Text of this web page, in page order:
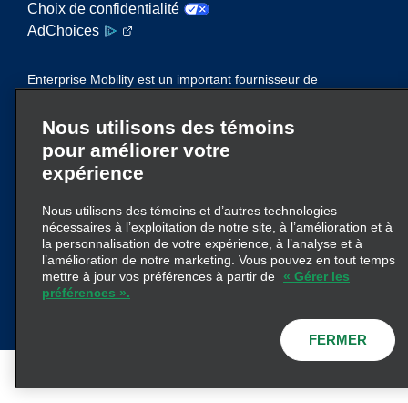
Choix de confidentialité
AdChoices
Enterprise Mobility est un important fournisseur de
Enterprise Mobility » fait référence à des entités
Enterprise Mobility, et de l’information concernant
de nombreuses entités est transmise. Ces
remplacer la structure d’entreprise
existante. Cliquezici
pour obtenir de plus
amples renseignements.
Nous utilisons des témoins
pour améliorer votre
expérience
Nous utilisons des témoins et d’autres technologies
nécessaires à l’exploitation de notre site, à l’amélioration et à
la personnalisation de votre expérience, à l’analyse et à
l’amélioration de notre marketing. Vous pouvez en tout temps
mettre à jour vos préférences à partir de « Gérer les
préférences ».
FERMER